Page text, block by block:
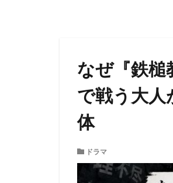
なぜ『鉄槌
で戦う大人
体
ドラマ